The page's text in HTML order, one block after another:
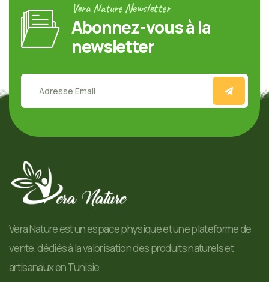
Vera Nature Newsletter
Abonnez-vous à la
newsletter
Vera Nature est un espace physique et une plateforme de
vente, dédiés à la valorisation des produits naturels et
artisanaux en Tunisie